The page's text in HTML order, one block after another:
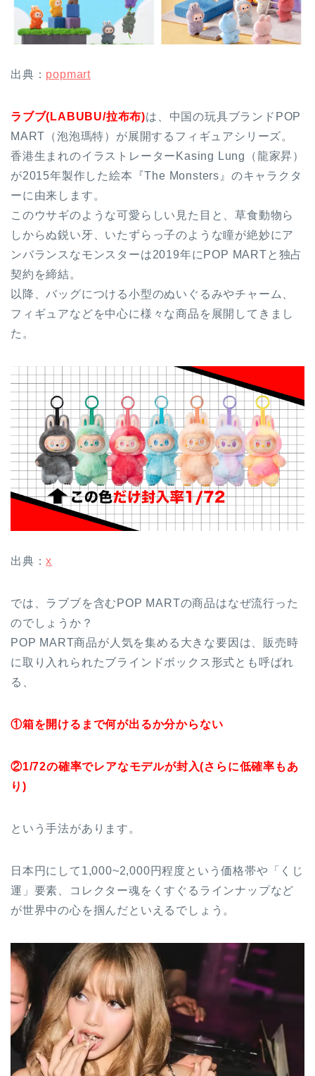
出典： popmart
ラブブ(LABUBU/拉布布)は、中国の玩具ブランドPOP
MART（泡泡瑪特）が展開するフィギュアシリーズ。
香港生まれのイラストレーターKasing Lung（龍家昇）
が2015年製作した絵本『The Monsters』のキャラクタ
ーに由来します。
このウサギのような可愛らしい見た目と、草食動物ら
しからぬ鋭い牙、いたずらっ子のような瞳が絶妙にア
ンバランスなモンスターは2019年にPOP MARTと独占
契約を締結。
以降、バッグにつける小型のぬいぐるみやチャーム、
フィギュアなどを中心に様々な商品を展開してきまし
た。
出典：x
では、ラブブを含むPOP MARTの商品はなぜ流行った
のでしょうか？
POP MART商品が人気を集める大きな要因は、販売時
に取り入れられたブラインドボックス形式とも呼ばれ
る、
①箱を開けるまで何が出るか分からない
②1/72の確率でレアなモデルが封入(さらに低確率もあ
り)
という手法があります。
日本円にして1,000~2,000円程度という価格帯や「くじ
運」要素、コレクター魂をくすぐるラインナップなど
が世界中の心を掴んだといえるでしょう。